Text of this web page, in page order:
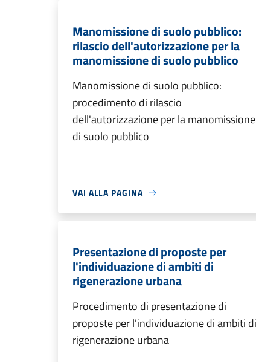
Manomissione di suolo pubblico:
rilascio dell'autorizzazione per la
manomissione di suolo pubblico
Manomissione di suolo pubblico:
procedimento di rilascio
dell'autorizzazione per la manomissione
di suolo pubblico
VAI ALLA PAGINA
Presentazione di proposte per
l'individuazione di ambiti di
rigenerazione urbana
Procedimento di presentazione di
proposte per l'individuazione di ambiti di
rigenerazione urbana